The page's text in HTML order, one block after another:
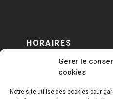
Gérer le
cookies
Notre site utilise des cookies pour
HORAIRES
DU LUNDI AU VENDREDI